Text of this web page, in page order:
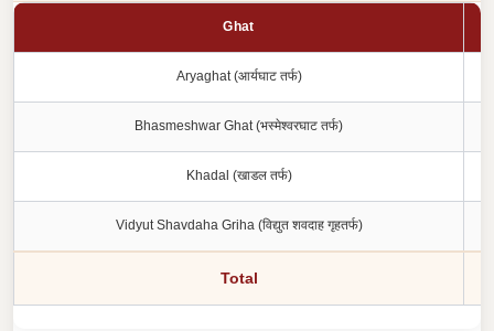
Ghat
Aryaghat (आर्यघाट तर्फ)
Bhasmeshwar Ghat (भस्मेश्वरघाट तर्फ)
Khadal (खाडल तर्फ)
Vidyut Shavdaha Griha (विद्युत शवदाह गृहतर्फ)
Total